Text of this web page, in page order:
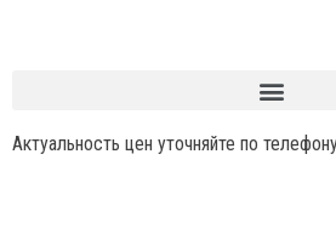
Актуальность цен уточняйте по